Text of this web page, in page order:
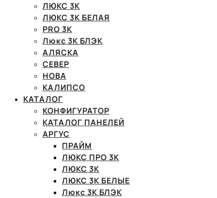
ЛЮКС 3К
ЛЮКС 3К БЕЛАЯ
PRO 3K
Люкс 3К БЛЭК
АЛЯСКА
СЕВЕР
НОВА
КАЛИПСО
КАТАЛОГ
КОНФИГУРАТОР
КАТАЛОГ ПАНЕЛЕЙ
АРГУС
ПРАЙМ
ЛЮКС ПРО 3К
ЛЮКС 3К
ЛЮКС 3К БЕЛЫЕ
Люкс 3К БЛЭК